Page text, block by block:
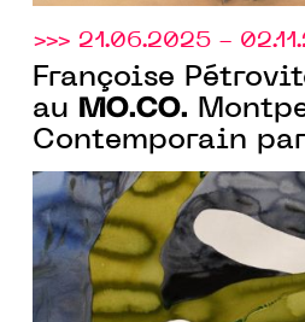
>>> 21.06.2025 -
Françoise
au MO.CO.
Contemporain
monographie de